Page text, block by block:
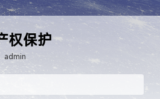
权保护
admin